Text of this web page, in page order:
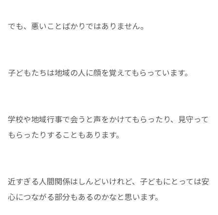
でも、悪いことばかりではありません。
子どもたちは地域の人に顔を覚えてもらっています。
学校や地域行事で会うと声をかけてもらったり、見守って
もらったりすることもあります。
近すぎる人間関係はしんどいけれど、子どもにとっては安
心につながる部分もあるのかなと思います。